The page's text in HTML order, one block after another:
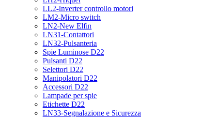
LL2-Inverter controllo motori
LM2-Micro switch
LN2-New Elfin
LN31-Contattori
LN32-Pulsanteria
Spie Luminose D22
Pulsanti D22
Selettori D22
Manipolatori D22
Accessori D22
Lampade per spie
Etichette D22
LN33-Segnalazione e Sicurezza